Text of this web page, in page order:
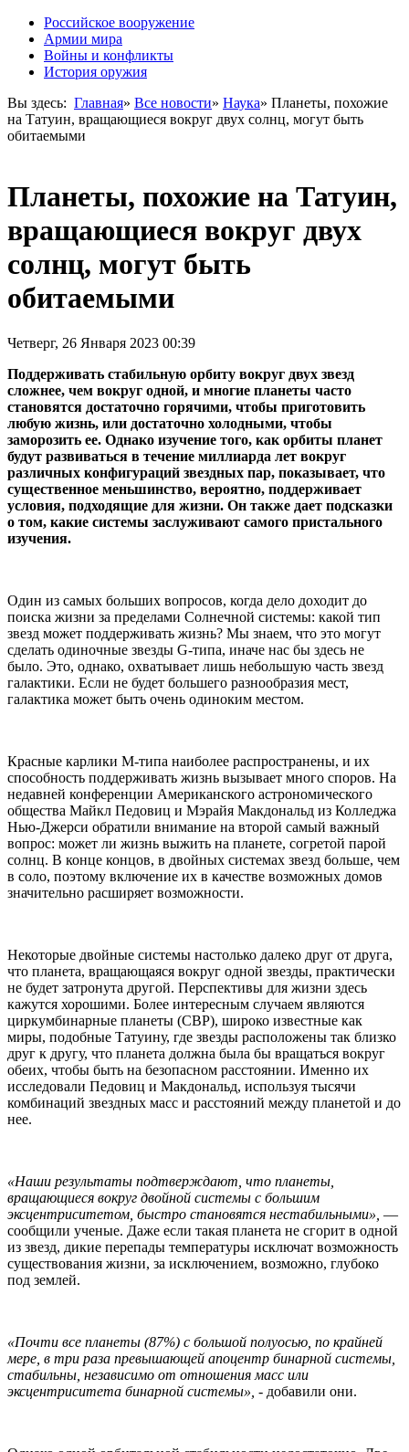
Российское вооружение
Армии мира
Войны и конфликты
История оружия
Вы здесь: Главная» Все новости» Наука» Планеты, похожие
на Татуин, вращающиеся вокруг двух солнц, могут быть
обитаемыми
Планеты, похожие на Татуин,
вращающиеся вокруг двух
солнц, могут быть
обитаемыми
Четверг, 26 Января 2023 00:39
Поддерживать стабильную орбиту вокруг двух звезд
сложнее, чем вокруг одной, и многие планеты часто
становятся достаточно горячими, чтобы приготовить
любую жизнь, или достаточно холодными, чтобы
заморозить ее. Однако изучение того, как орбиты планет
будут развиваться в течение миллиарда лет вокруг
различных конфигураций звездных пар, показывает, что
существенное меньшинство, вероятно, поддерживает
условия, подходящие для жизни. Он также дает подсказки
о том, какие системы заслуживают самого пристального
изучения.
Один из самых больших вопросов, когда дело доходит до
поиска жизни за пределами Солнечной системы: какой тип
звезд может поддерживать жизнь? Мы знаем, что это могут
сделать одиночные звезды G-типа, иначе нас бы здесь не
было. Это, однако, охватывает лишь небольшую часть звезд
галактики. Если не будет большего разнообразия мест,
галактика может быть очень одиноким местом.
Красные карлики М-типа наиболее распространены, и их
способность поддерживать жизнь вызывает много споров. На
недавней конференции Американского астрономического
общества Майкл Педовиц и Мэрайя Макдональд из Колледжа
Нью-Джерси обратили внимание на второй самый важный
вопрос: может ли жизнь выжить на планете, согретой парой
солнц. В конце концов, в двойных системах звезд больше, чем
в соло, поэтому включение их в качестве возможных домов
значительно расширяет возможности.
Некоторые двойные системы настолько далеко друг от друга,
что планета, вращающаяся вокруг одной звезды, практически
не будет затронута другой. Перспективы для жизни здесь
кажутся хорошими. Более интересным случаем являются
циркумбинарные планеты (CBP), широко известные как
миры, подобные Татуину, где звезды расположены так близко
друг к другу, что планета должна была бы вращаться вокруг
обеих, чтобы быть на безопасном расстоянии. Именно их
исследовали Педовиц и Макдональд, используя тысячи
комбинаций звездных масс и расстояний между планетой и до
нее.
«Наши результаты подтверждают, что планеты,
вращающиеся вокруг двойной системы с большим
эксцентриситетом, быстро становятся нестабильными», —
сообщили ученые. Даже если такая планета не сгорит в одной
из звезд, дикие перепады температуры исключат возможность
существования жизни, за исключением, возможно, глубоко
под землей.
«Почти все планеты (87%) с большой полуосью, по крайней
мере, в три раза превышающей апоцентр бинарной системы,
стабильны, независимо от отношения масс или
эксцентриситета бинарной системы», - добавили они.